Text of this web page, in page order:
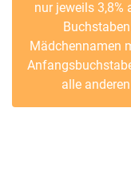
nur jeweils 3,8%
Mädchennamen
alle